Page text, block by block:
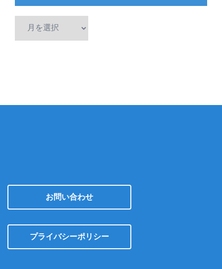
お問い合わせ
プライバシーポリシー